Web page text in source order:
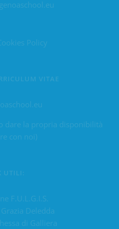
Policy
VITAE
dare la propria disponibilità
con noi)
UTILI:
F.U.L.G.I.S.
Deledda
di Galliera